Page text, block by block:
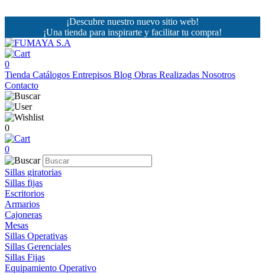
¡Descubre nuestro nuevo sitio web!
¡Una tienda para inspirarte y facilitar tu compra!
0
Tienda Catálogos Entrepisos Blog Obras Realizadas Nosotros
Contacto
0
0
Sillas giratorias
Sillas fijas
Escritorios
Armarios
Cajoneras
Mesas
Sillas Operativas
Sillas Gerenciales
Sillas Fijas
Equipamiento Operativo